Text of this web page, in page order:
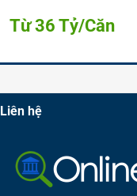
Từ 36 Tỷ/Căn
Liên hệ